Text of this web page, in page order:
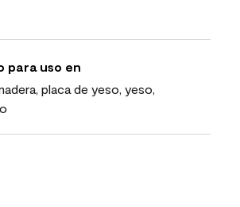
para uso en
placa de yeso, yeso,